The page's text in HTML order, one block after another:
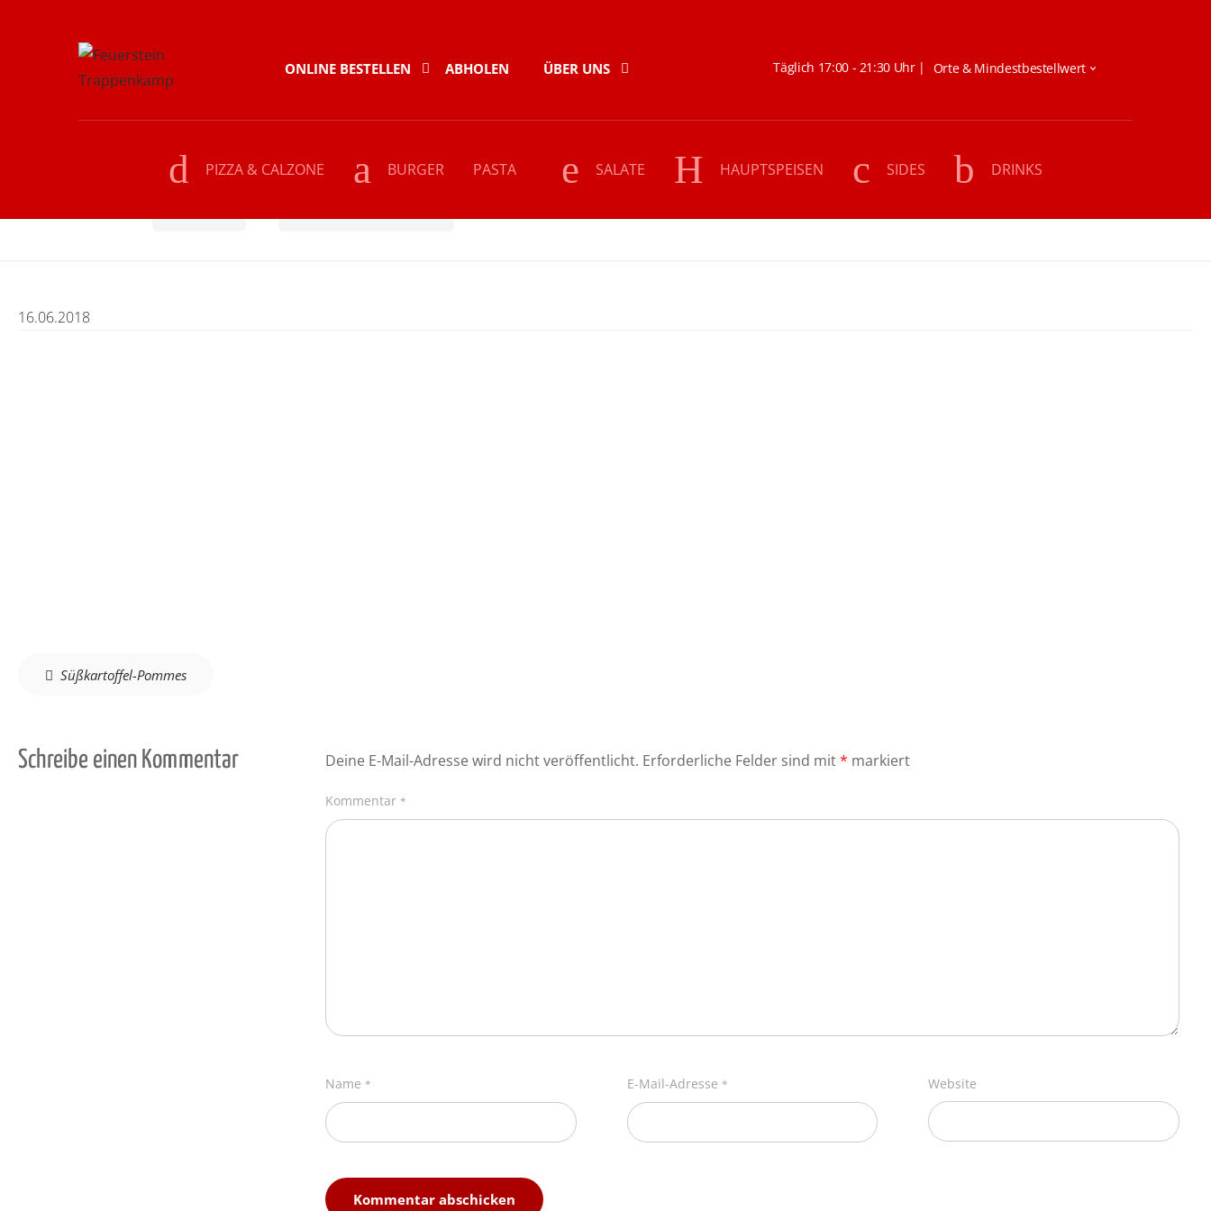
Skip
to
Skip
to
ONLINE BESTELLEN ABHOLEN ÜBER UNS Täglich 17:00 - 21:30 Uhr |
PIZZA & CALZONE BURGER PASTA SALATE HAUPTSPEISEN SIDES DRINKS
16.06.2018
Beitragsnavigation
Süßkartoffel-Pommes
Schreibe einen Kommentar Deine E-Mail-Adresse wird nicht veröffentlicht. Erforderliche Felder sind mit* markiert
Kommentar *
Name * E-Mail-Adresse * Website